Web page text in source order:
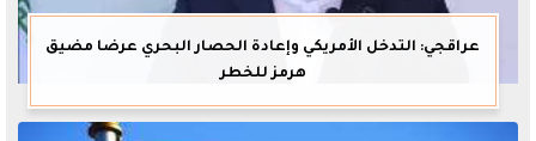
عراقجي: التدخل الأمريكي وإعادة الحصار البحري عرضا مضيق
هرمز للخطر